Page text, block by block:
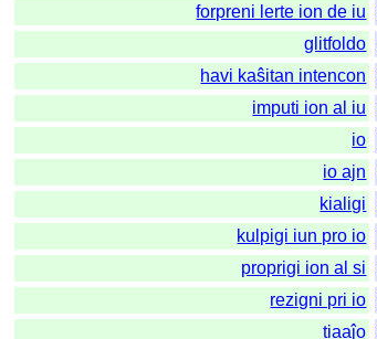
forpreni lerte ion de iu
glitfoldo
havi kaŝitan intencon
imputi ion al iu
io
io ajn
kialigi
kulpigi iun pro io
proprigi ion al si
rezigni pri io
tiaaĵo